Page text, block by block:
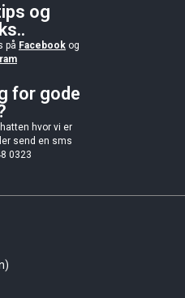
og
på Facebook og
for gode
hvor vi er
send en sms
0323